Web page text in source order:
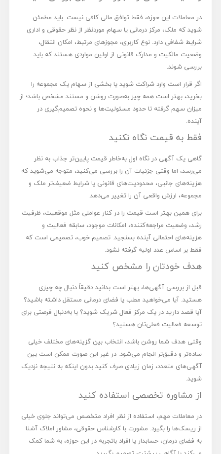
در معاملات این حوزه، فقط توافق مالی کافی نیست. باید مطمئن
شوید که ملک، مرکز درمانی یا سهام موردنظر از نظر حقوقی و اداری
شرایط شفافی دارد. نوع کاربری، مجوزهای مرتبط، امکان انتقال،
وضعیت مالکیت و مدارک قانونی از اولین مواردی هستند که باید
بررسی شوند.
اگر قرار است وارد شراکت شوید یا بخشی از سهام یک مجموعه را
بخرید، بهتر است همه چیز به‌صورت روشن و مستند مشخص باشد؛ از
میزان سهم گرفته تا حدود مسئولیت‌ها و نحوه تصمیم‌گیری در
آینده.
فقط به قیمت نگاه نکنید
گاهی یک آگهی در نگاه اول به‌خاطر قیمت پایین‌تر جذاب به نظر
می‌رسد، اما وقتی جزئیات آن را بررسی می‌کنید، متوجه می‌شوید که
هزینه‌های جانبی، محدودیت‌های قانونی یا شرایط ضعیف‌تر ملک و
مجموعه، ارزش واقعی آن را تغییر می‌دهد.
برای همین بهتر است قیمت را در کنار عواملی مثل موقعیت، ظرفیت
رشد، وضعیت مراجعه‌کننده، امکانات موجود، سابقه فعالیت و
هزینه‌های احتمالی آینده بسنجید. تصمیم خوب، تصمیمی است که
فقط بر اساس عدد اولیه گرفته نشود.
هدف خودتان را مشخص کنید
قبل از بررسی آگهی‌ها، بهتر است بدانید دقیقاً دنبال چه چیزی
هستید. آیا می‌خواهید مطب یا فضای درمانی مستقل داشته باشید؟
آیا قصد دارید در یک مرکز فعال شریک شوید؟ یا به‌دنبال فرصتی برای
توسعه فعالیت فعلی‌تان هستید؟
وقتی هدف شما روشن باشد، انتخاب بین گزینه‌های مختلف خیلی
ساده‌تر و دقیق‌تر انجام می‌شود. در غیر این صورت ممکن است بین
آگهی‌های متعدد، زمان زیادی صرف کنید بدون اینکه به نتیجه نزدیک
شوید.
از مشاوره تخصصی استفاده کنید
در معاملات مهم، استفاده از نظر افراد متخصص می‌تواند جلوی خیلی
از ریسک‌ها را بگیرد. مشورت با کارشناس حقوقی، مشاور املاک آشنا
به فضای درمان، حسابدار یا افراد باتجربه در این حوزه، به شما کمک